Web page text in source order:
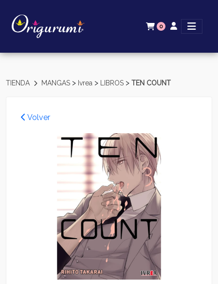
0
TIENDA MANGAS > Ivrea > LIBROS > TEN COUNT
Volver